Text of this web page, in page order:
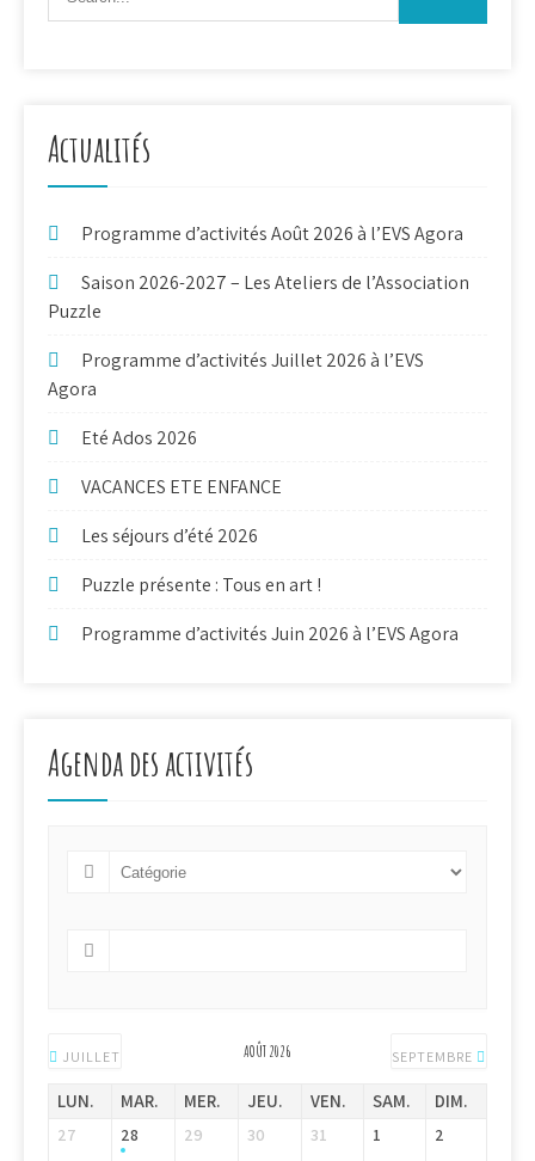
Actualités
Programme d’activités Août 2026 à l’EVS Agora
Saison 2026-2027 – Les Ateliers de l’Association
Puzzle
Programme d’activités Juillet 2026 à l’EVS
Agora
Eté Ados 2026
VACANCES ETE ENFANCE
Les séjours d’été 2026
Puzzle présente : Tous en art !
Programme d’activités Juin 2026 à l’EVS Agora
Agenda des activités
JUILLET AOÛT 2026 SEPTEMBRE
LUN. MAR. MER. JEU. VEN. SAM. DIM.
27 28 29 30 31 1 2